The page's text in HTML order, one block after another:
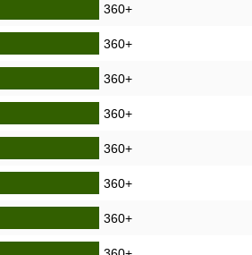
360+
360+
360+
360+
360+
360+
360+